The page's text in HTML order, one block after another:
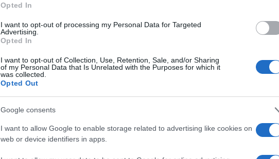
Opted In
I want to opt-out of processing my Personal Data for Targeted
Advertising.
Opted In
I want to opt-out of Collection, Use, Retention, Sale, and/or Sharing
of my Personal Data that Is Unrelated with the Purposes for which it
was collected.
Opted Out
Google consents
I want to allow Google to enable storage related to advertising like cookies on
web or device identifiers in apps.
14h30